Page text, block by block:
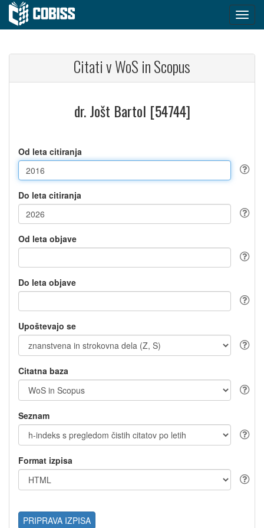
Citati v WoS in Scopus
dr. Jošt Bartol [54744]
Od leta citiranja
Do leta citiranja
Od leta objave
Do leta objave
Upoštevajo se
Citatna baza
Seznam
Format izpisa
PRIPRAVA IZPISA